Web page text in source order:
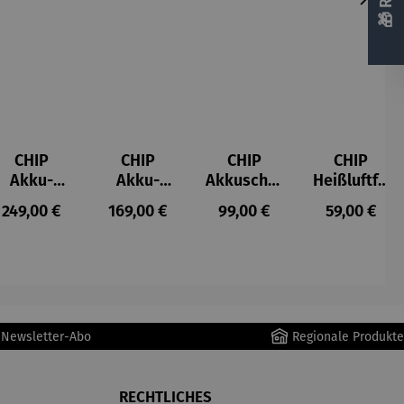
CHIP
Akku-
Staubsau
ger
Regulärer Preis:
249,00 €
CHIP
Akku-
Staubsau
ger DS02
Regulärer Preis:
169,00 €
CHIP
Akkuschra
uber
Regulärer Preis:
99,00 €
CHIP
Heißluftfri
tteuse
Regulärer
59,00 €
Abo Regionale Produkte
RECHTLICHES